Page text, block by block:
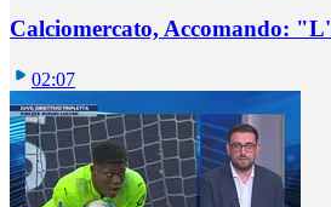
Calciomercato, Accomando:
02:07